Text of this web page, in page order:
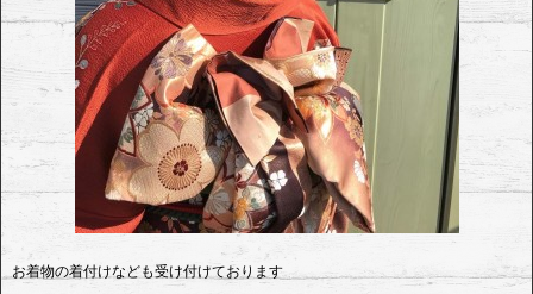
お着物の着付けなども受け付けております